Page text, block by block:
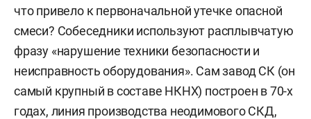
что привело к первоначальной утечке опасной
смеси? Собеседники используют расплывчатую
фразу «нарушение техники безопасности и
неисправность оборудования». Сам завод СК (он
самый крупный в составе НКНХ) построен в 70-х
годах, линия производства неодимового СКД,